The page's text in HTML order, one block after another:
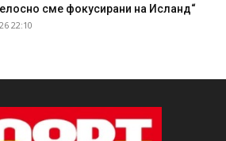
сме фокусирани на Исланд“
22:10